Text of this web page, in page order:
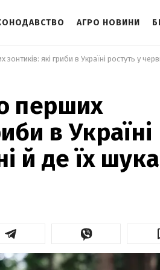
АГРО НОВИНИ
перших
в Україні
й де їх